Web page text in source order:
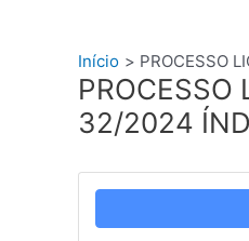
Início PROCESSO
PROCESSO
32/2024